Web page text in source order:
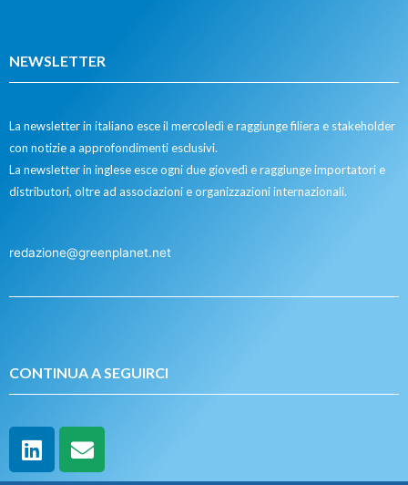
NEWSLETTER
La newsletter in italiano esce il mercoledì e raggiunge filiera e stakeholder
con notizie a approfondimenti esclusivi.
La newsletter in inglese esce ogni due giovedì e raggiunge importatori e
distributori, oltre ad associazioni e organizzazioni internazionali.
redazione@greenplanet.net
CONTINUA A SEGUIRCI